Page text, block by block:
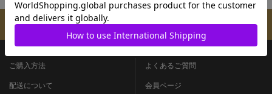
メールマガジンのご案内
ご購入方法
配送について
よくあるご質問
会員ページ